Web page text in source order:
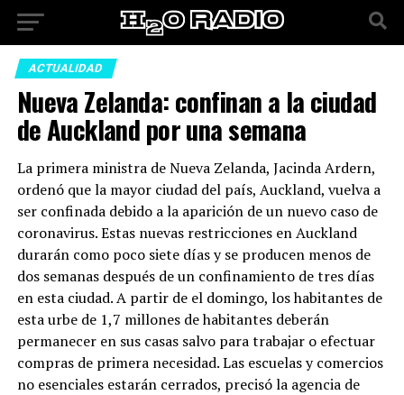
ACTUALIDAD
Nueva Zelanda: confinan a la ciudad
de Auckland por una semana
La primera ministra de Nueva Zelanda, Jacinda Ardern,
ordenó que la mayor ciudad del país, Auckland, vuelva a
ser confinada debido a la aparición de un nuevo caso de
coronavirus. Estas nuevas restricciones en Auckland
durarán como poco siete días y se producen menos de
dos semanas después de un confinamiento de tres días
en esta ciudad. A partir de el domingo, los habitantes de
esta urbe de 1,7 millones de habitantes deberán
permanecer en sus casas salvo para trabajar o efectuar
compras de primera necesidad. Las escuelas y comercios
no esenciales estarán cerrados, precisó la agencia de